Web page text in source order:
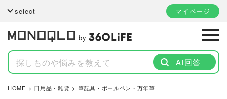
select マイページ
by
AI回答
HOME 日用品・雑貨 筆記具・ボールペン・万年筆